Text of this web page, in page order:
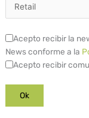
Acepto recibir la
News conforme a la
Acepto recibir